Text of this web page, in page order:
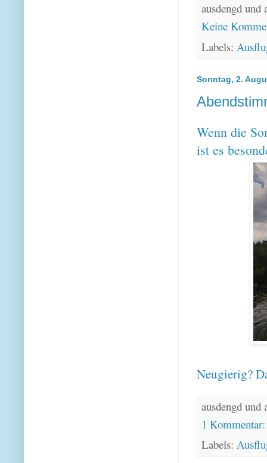
ausdengd
Keine
Labels:
Sonntag, 2.
Wenn die
ist es
Neugierig?
ausdengd
1
Labels: